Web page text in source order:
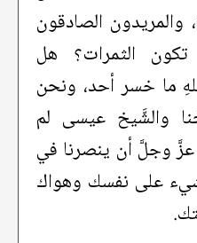
الصادقون
تكون الثمرات؟ هل
ما خسر أحد، ونحن
والشَّيخ عيسى لم
عزَّ وجلَّ أن ينصرنا في
على نفسك وهواك